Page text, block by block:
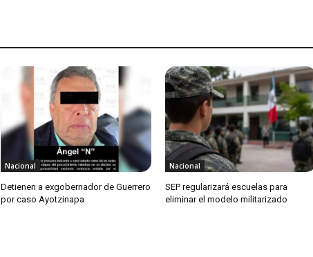
Nacional
Detienen a exgobernador de Guerrero
por caso Ayotzinapa
Nacional
SEP regularizará escuelas para
eliminar el modelo militarizado